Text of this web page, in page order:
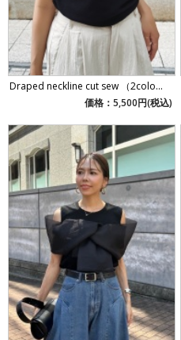
Draped neckline cut sew （2colo...
価格：5,500円(税込)